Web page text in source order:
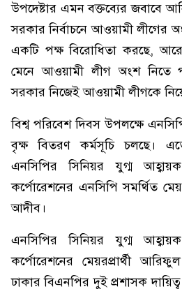
উপদেষ্টার এমন বক্তব্যের জবাবে
সরকার নির্বাচনে আওয়ামী লীগের
একটি পক্ষ বিরোধিতা করছে,
মেনে আওয়ামী লীগ অংশ নিতে
সরকার নিজেই আওয়ামী লীগকে
বিশ্ব পরিবেশ দিবস উপলক্ষে
বৃক্ষ বিতরণ কর্মসূচি চলছে।
এনসিপির সিনিয়র যুগ্ম
কর্পোরেশনের এনসিপি সমর্থিত
আদীব।
এনসিপির সিনিয়র যুগ্ম
কর্পোরেশনের মেয়রপ্রার্থী
ঢাকার বিএনপির দুই প্রশাসক